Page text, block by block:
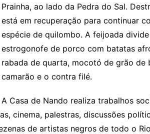
Prainha, ao lado da Pedra do Sal.
está em recuperação para continuar
espécie de quilombo. A feijoada
estrogonofe de porco com batatas
rabada de quarta, mocotó de grão
camarão e o contra filé.
A Casa de Nando realiza trabalhos
cinema, palestras, discussões
de artistas negros de todo o